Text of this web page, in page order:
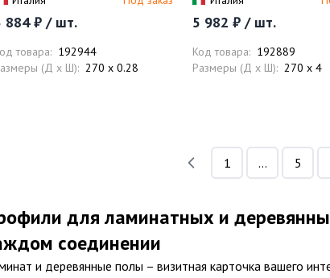
884 ₽ / шт.
товара: 192944
(Д x Ш): 270 x 0.28
5 982 ₽ / шт.
Код товара: 192889
Размеры (Д x Ш): 270 x 4
1 ... 5
для ламинатных и
соединении
и деревянные полы – визитная карточка вашего